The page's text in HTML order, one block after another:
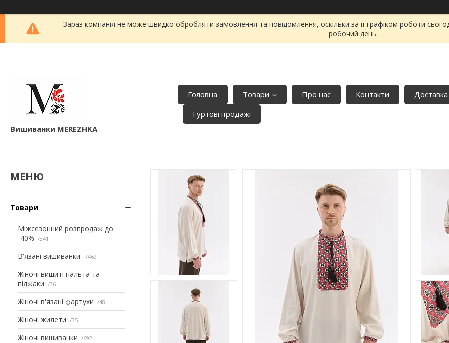
Зараз компанія не може швидко обробляти замовлення та повідомлення, оскільки за її графіком роботи
робочий день.
Вишиванки MEREZHKA
Головна Товари Про нас Контакти
Гуртові продажі
Товари
Міжсезонний розпродаж до
-40%
341
В'язані вишиванки 469
Жіночі вишиті пальта та
піджаки
36
Жіночі в'язані фартухи 48
Жіночі жилети 35
Жіночі вишиванки 692